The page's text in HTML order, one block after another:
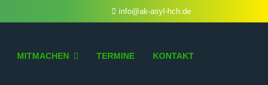
info@ak-asyl-hch.de
MITMACHEN TERMINE KONTAKT